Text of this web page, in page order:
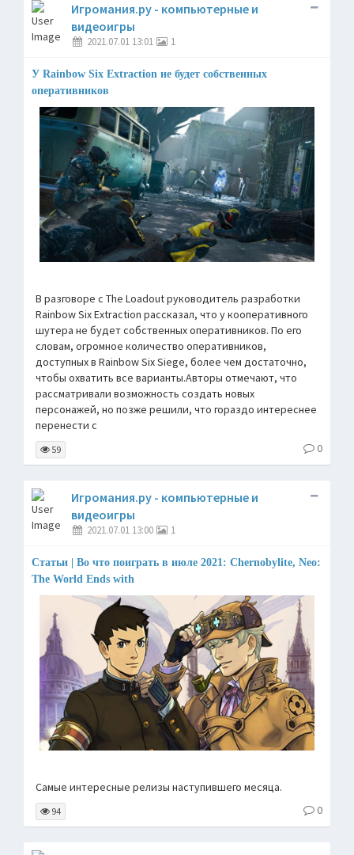
Игромания.ру - компьютерные и
видеоигры
2021.07.01 13:01 1
У Rainbow Six Extraction не будет собственных
оперативников
В разговоре с The Loadout руководитель разработки
Rainbow Six Extraction рассказал, что у кооперативного
шутера не будет собственных оперативников. По его
словам, огромное количество оперативников,
доступных в Rainbow Six Siege, более чем достаточно,
чтобы охватить все варианты.Авторы отмечают, что
рассматривали возможность создать новых
персонажей, но позже решили, что гораздо интереснее
перенести с
59 0
Игромания.ру - компьютерные и
видеоигры
2021.07.01 13:00 1
Статьи | Во что поиграть в июле 2021: Chernobylite, Neo:
The World Ends with
Самые интересные релизы наступившего месяца.
94 0